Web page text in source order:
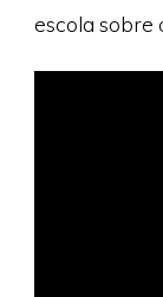
escola sobre